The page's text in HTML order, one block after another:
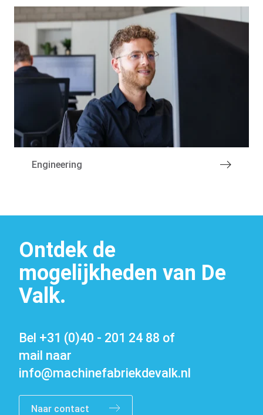
Machinepark
Vacatures
Engineering
Ontdek de
mogelijkheden van De
Valk.
Bel +31 (0)40 - 201 24 88 of
mail naar
info@machinefabriekdevalk.nl
Naar contact